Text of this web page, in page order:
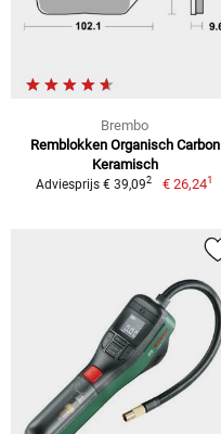
Brembo
Remblokken Organisch Carbon
Keramisch
Adviesprijs € 39,092 € 26,241